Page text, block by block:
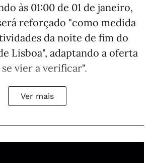
às 01:00 de 01 de janeiro,
reforçado "como medida
da noite de fim do
Lisboa", adaptando a oferta
vier a verificar".
Ver mais